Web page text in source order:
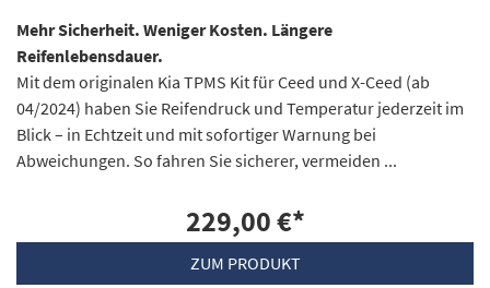
Mehr Sicherheit. Weniger Kosten. Längere
Reifenlebensdauer.
Mit dem originalen Kia TPMS Kit für Ceed und X-Ceed (ab
04/2024) haben Sie Reifendruck und Temperatur jederzeit im
Blick – in Echtzeit und mit sofortiger Warnung bei
Abweichungen. So fahren Sie sicherer, vermeiden ...
229,00 €*
ZUM PRODUKT